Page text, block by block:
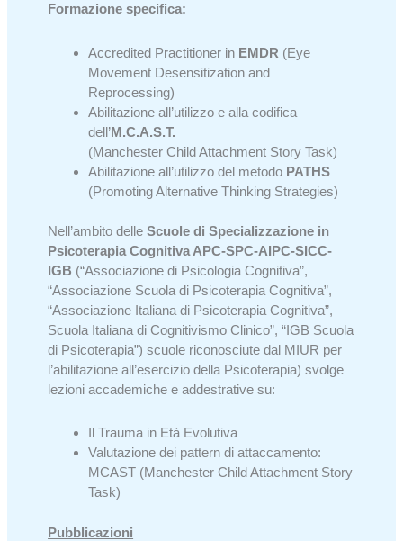
Formazione specifica:
Accredited Practitioner in EMDR (Eye
Movement Desensitization and
Reprocessing)
Abilitazione all’utilizzo e alla codifica
dell’M.C.A.S.T.
(Manchester Child Attachment Story Task)
Abilitazione all’utilizzo del metodo PATHS
(Promoting Alternative Thinking Strategies)
Nell’ambito delleScuole di Specializzazione in
Psicoterapia Cognitiva APC-SPC-AIPC-SICC-
IGB (“Associazione di Psicologia Cognitiva”,
“Associazione Scuola di Psicoterapia Cognitiva”,
“Associazione Italiana di Psicoterapia Cognitiva”,
Scuola Italiana di Cognitivismo Clinico”, “IGB Scuola
di Psicoterapia”) scuole riconosciute dal MIUR per
l’abilitazione all’esercizio della Psicoterapia) svolge
lezioni accademiche e addestrative su:
Il Trauma in Età Evolutiva
Valutazione dei pattern di attaccamento:
MCAST (Manchester Child Attachment Story
Task)
Pubblicazioni